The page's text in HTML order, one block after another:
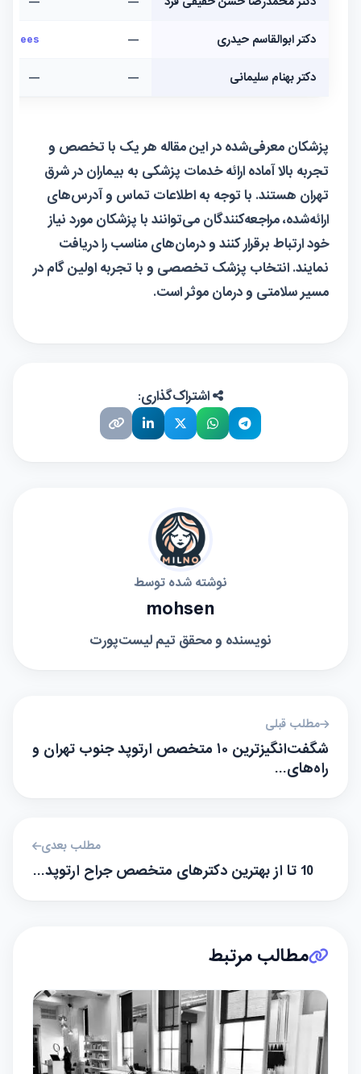
دکتر ابوالقاسم حیدری —
دکتر بهنام سلیمانی —
—
پزشکان معرفی‌شده در این مقاله هر یک با تخصص و
تجربه بالا آماده ارائه خدمات پزشکی به بیماران در شرق
تهران هستند. با توجه به اطلاعات تماس و آدرس‌های
ارائه‌شده، مراجعه‌کنندگان می‌توانند با پزشکان مورد نیاز
خود ارتباط برقرار کنند و درمان‌های مناسب را دریافت
نمایند. انتخاب پزشک تخصصی و با تجربه اولین گام در
مسیر سلامتی و درمان موثر است.
اشتراک‌گذاری:
نوشته شده توسط
mohsen
نویسنده و محقق تیم لیست‌پورت
مطلب قبلی
شگفت‌انگیزترین ۱۰ متخصص ارتوپد جنوب تهران و
راه‌های…
مطلب بعدی
10 تا از بهترین دکترهای متخصص جراح ارتوپد…
مطالب مرتبط